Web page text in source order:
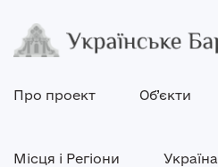
Про проект Об’єкти
Місця і Регіони Україна